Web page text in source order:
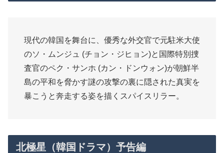
現代の韓国を舞台に、優秀な外交官で元駐米大使
のソ・ムンジュ (チョン・ジヒョン)と国際特別捜
査官のペク・サンホ (カン・ドンウォン)が朝鮮半
島の平和を脅かす謎の攻撃の裏に隠された真実を
暴こうと奔走する姿を描くスパイスリラー。
北極星（韓国ドラマ）予告編